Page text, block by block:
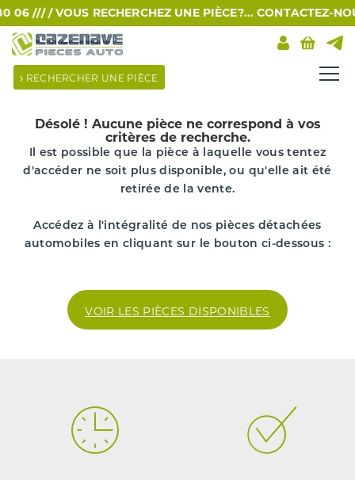
06 /// / VOUS RECHERCHEZ UNE PIÈCE?... CONTACTEZ-
RECHERCHER UNE PIÈCE
Désolé ! Aucune pièce ne correspond à vos
critères de recherche.
Il est possible que la pièce à laquelle vous tentez
d'accéder ne soit plus disponible, ou qu'elle ait été
retirée de la vente.
Accédez à l'intégralité de nos pièces détachées
automobiles en cliquant sur le bouton ci-dessous :
VOIR LES PIÈCES DISPONIBLES